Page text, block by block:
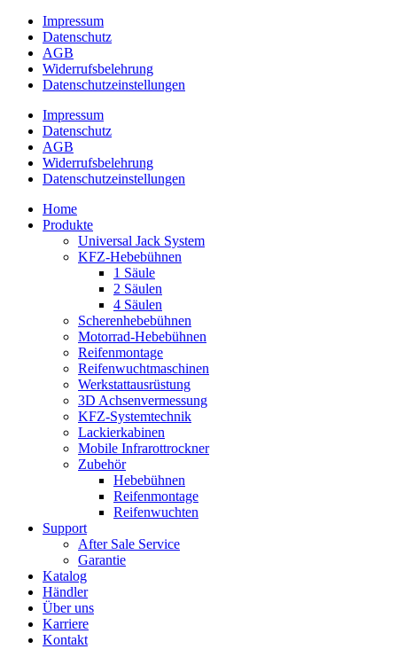
Impressum
Datenschutz
AGB
Widerrufsbelehrung
Datenschutz­­einstellungen
Impressum
Datenschutz
AGB
Widerrufsbelehrung
Datenschutz­­einstellungen
Home
Produkte
Universal Jack System
KFZ-Hebebühnen
1 Säule
2 Säulen
4 Säulen
Scherenhebebühnen
Motorrad-Hebebühnen
Reifenmontage
Reifenwuchtmaschinen
Werkstattausrüstung
3D Achsenvermessung
KFZ-Systemtechnik
Lackierkabinen
Mobile Infrarottrockner
Zubehör
Hebebühnen
Reifenmontage
Reifenwuchten
Support
After Sale Service
Garantie
Katalog
Händler
Über uns
Karriere
Kontakt